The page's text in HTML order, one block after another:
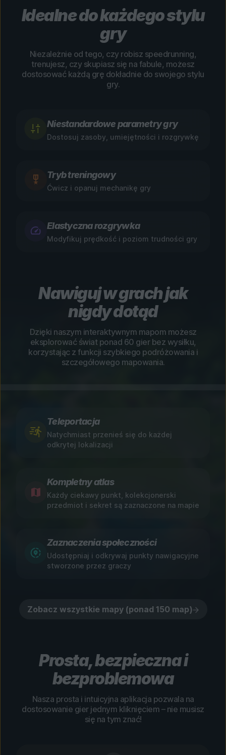
Idealne do każdego stylu
gry
Niezależnie od tego, czy robisz speedrunning,
trenujesz, czy skupiasz się na fabule, możesz
dostosować każdą grę dokładnie do swojego stylu
gry.
Niestandardowe parametry gry
Dostosuj zasoby, umiejętności i rozgrywkę
Tryb treningowy
Ćwicz i opanuj mechanikę gry
Elastyczna rozgrywka
Modyfikuj prędkość i poziom trudności gry
Nawiguj w grach jak
nigdy dotąd
Dzięki naszym interaktywnym mapom możesz
eksplorować świat ponad 60 gier bez wysiłku,
korzystając z funkcji szybkiego podróżowania i
szczegółowego mapowania.
Teleportacja
Natychmiast przenieś się do każdej
odkrytej lokalizacji
Kompletny atlas
Każdy ciekawy punkt, kolekcjonerski
przedmiot i sekret są zaznaczone na mapie
Zaznaczenia społeczności
Udostępniaj i odkrywaj punkty nawigacyjne
stworzone przez graczy
Zobacz wszystkie mapy (ponad 150 map)
Prosta, bezpieczna i
bezproblemowa
Nasza prosta i intuicyjna aplikacja pozwala na
dostosowanie gier jednym kliknięciem – nie musisz
się na tym znać!